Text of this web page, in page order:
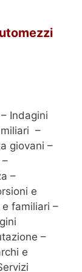
Indagini
–
giovani –
–
e
familiari –
–
e